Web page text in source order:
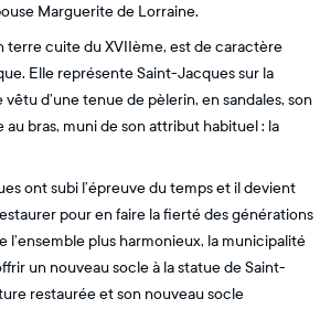
Marguerite de Lorraine.
terre cuite du XVIIème, est de caractère
Elle représente Saint-Jacques sur la
d’une tenue de pèlerin, en sandales, son
bras, muni de son attribut habituel : la
ont subi l’épreuve du temps et il devient
pour en faire la fierté des générations
l’ensemble plus harmonieux, la municipalité
un nouveau socle à la statue de Saint-
restaurée et son nouveau socle